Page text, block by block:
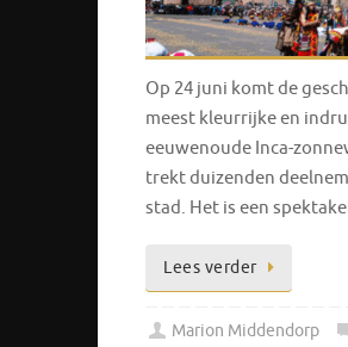
Op 24 juni komt de
meest kleurrijke en
eeuwenoude Inca-
trekt duizenden
stad. Het is een
Lees verder
Marion Middendorp